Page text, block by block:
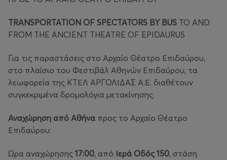
TRANSPORTATION OF SPECTATORS BY BUS TO AND
FROM THE ANCIENT THEATRE OF EPIDAURUS
Για τις παραστάσεις στο Αρχαίο Θέατρο Επιδαύρου,
στο πλαίσιο του Φεστιβάλ Αθηνών Επιδαύρου, τα
λεωφορεία της ΚΤΕΛ ΑΡΓΟΛΙΔΑΣ Α.Ε. διαθέτουν
συγκεκριμένα δρομολόγια μετακίνησης.
Αναχώρηση από Αθήνα προς το Αρχαίο Θέατρο
Επιδαύρου:
Ώρα αναχώρησης 17:00, από Ιερά Οδός 150, στάση